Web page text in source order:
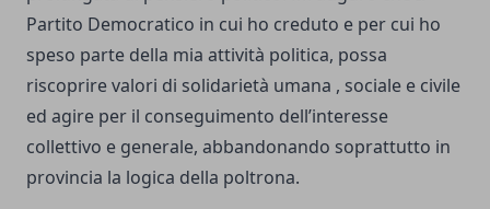
Partito Democratico in cui ho creduto e per cui ho
speso parte della mia attività politica, possa
riscoprire valori di solidarietà umana , sociale e civile
ed agire per il conseguimento dell’interesse
collettivo e generale, abbandonando soprattutto in
provincia la logica della poltrona.